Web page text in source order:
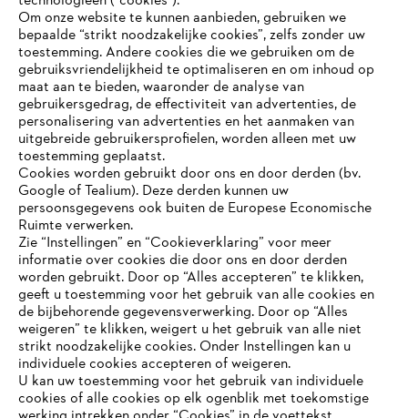
Bedrijf
STIHL FAQ
Contact
Gegevensbescherming Impressum
Cookie-informatie Juridische informatie
JE BROWSER WORDT NIET
ONDERSTEUND
Je gebruikt een browser die we nog niet ondersteunen. Om
onze website optimaal te kunnen gebruiken, raden we aan dat
je overschakelt op één van de volgende browsers:
Om onze website te kunnen aanbieden, gebruiken we
bepaalde “strikt noodzakelijke cookies”, zelfs zonder uw
toestemming. Andere cookies die we gebruiken om de
gebruiksvriendelijkheid te optimaliseren en om inhoud op
maat aan te bieden, waaronder de analyse van
gebruikersgedrag, de effectiviteit van advertenties, de
personalisering van advertenties en het aanmaken van
uitgebreide gebruikersprofielen, worden alleen met uw
toestemming geplaatst.
Cookies worden gebruikt door ons en door derden (bv.
Google of Tealium). Deze derden kunnen uw
persoonsgegevens ook buiten de Europese Economische
Ruimte verwerken.
Zie “Instellingen” en “Cookieverklaring” voor meer
informatie over cookies die door ons en door derden
worden gebruikt. Door op “Alles accepteren” te klikken,
geeft u toestemming voor het gebruik van alle cookies en
de bijbehorende gegevensverwerking. Door op “Alles
weigeren” te klikken, weigert u het gebruik van alle niet
strikt noodzakelijke cookies. Onder Instellingen kan u
individuele cookies accepteren of weigeren.
U kan uw toestemming voor het gebruik van individuele
cookies of alle cookies op elk ogenblik met toekomstige